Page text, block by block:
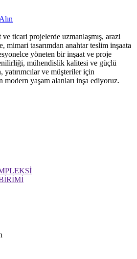
ticari projelerde uzmanlaşmış, arazi
mimari tasarımdan anahtar teslim inşaata
yöneten bir inşaat ve proje
mühendislik kalitesi ve güçlü
yatırımcılar ve müşteriler için
modern yaşam alanları inşa ediyoruz.